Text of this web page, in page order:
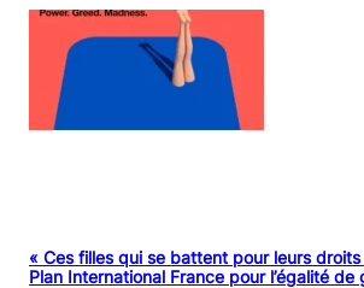
« Ces filles qui se battent pour leurs
Plan International France pour l’égalité de